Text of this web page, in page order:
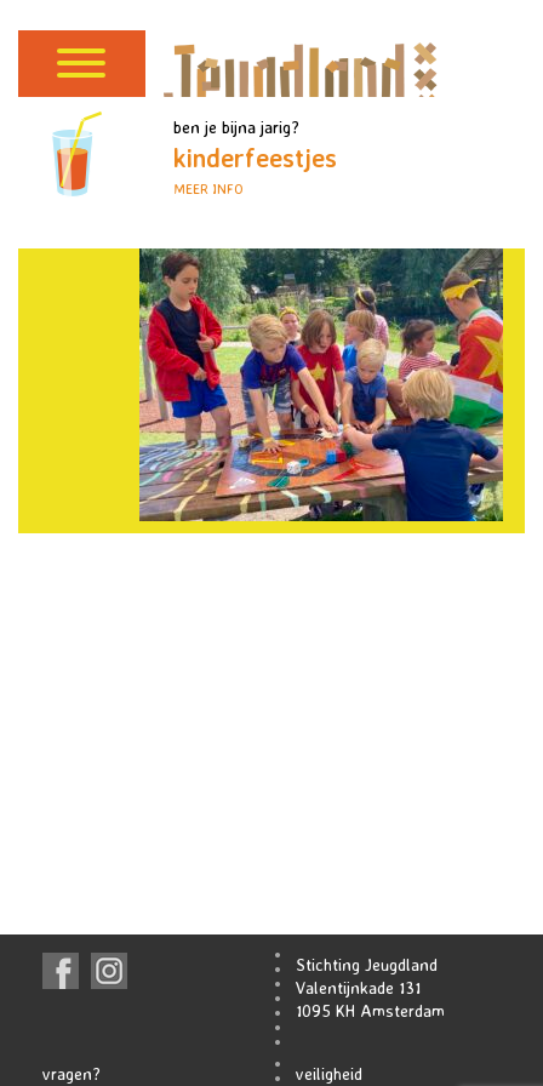
ben je bijna jarig?
kinderfeestjes
MEER INFO
Stichting Jeugdland
Valentijnkade 131
1095 KH Amsterdam
vragen? veiligheid